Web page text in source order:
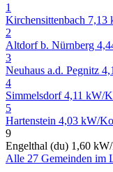
1
Kirchensittenbach 7,13
2
Altdorf b. Nürnberg
3
Neuhaus a.d. Pegnitz
4
Simmelsdorf4,11 kW/
5
Hartenstein 4,03 kW/
9
Engelthal (du) 1,60
Alle 27 Gemeinden im